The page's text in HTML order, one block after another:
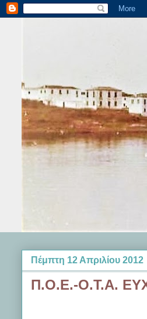
Πέμπτη 12 Απριλίου 2012
Π.Ο.Ε.-Ο.Τ.Α.